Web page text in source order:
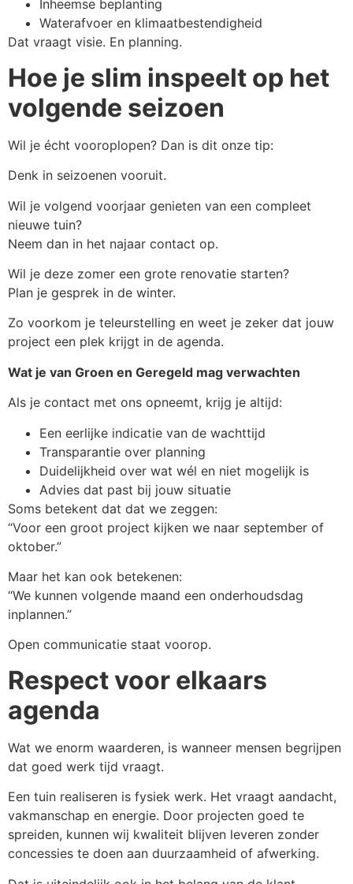
Inheemse beplanting
Waterafvoer en klimaatbestendigheid
Dat vraagt visie. En planning.
Hoe je slim inspeelt op het
volgende seizoen
Wil je écht vooroplopen? Dan is dit onze tip:
Denk in seizoenen vooruit.
Wil je volgend voorjaar genieten van een compleet
nieuwe tuin?
Neem dan in het najaar contact op.
Wil je deze zomer een grote renovatie starten?
Plan je gesprek in de winter.
Zo voorkom je teleurstelling en weet je zeker dat jouw
project een plek krijgt in de agenda.
Wat je van Groen en Geregeld mag verwachten
Als je contact met ons opneemt, krijg je altijd:
Een eerlijke indicatie van de wachttijd
Transparantie over planning
Duidelijkheid over wat wél en niet mogelijk is
Advies dat past bij jouw situatie
Soms betekent dat dat we zeggen:
“Voor een groot project kijken we naar september of
oktober.”
Maar het kan ook betekenen:
“We kunnen volgende maand een onderhoudsdag
inplannen.”
Open communicatie staat voorop.
Respect voor elkaars
agenda
Wat we enorm waarderen, is wanneer mensen begrijpen
dat goed werk tijd vraagt.
Een tuin realiseren is fysiek werk. Het vraagt aandacht,
vakmanschap en energie. Door projecten goed te
spreiden, kunnen wij kwaliteit blijven leveren zonder
concessies te doen aan duurzaamheid of afwerking.